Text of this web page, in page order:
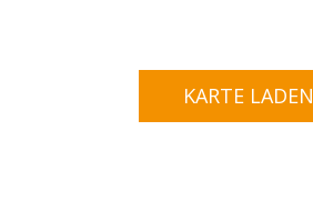
KARTE LADEN